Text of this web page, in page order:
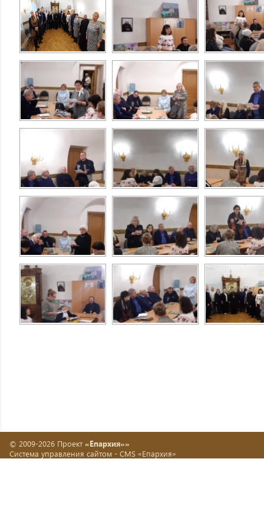
© 2009-2026 Проект «Епархия»»
Система управления сайтом - CMS «Епархия»